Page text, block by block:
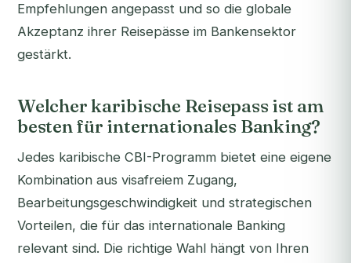
Empfehlungen angepasst und so die globale
Akzeptanz ihrer Reisepässe im Bankensektor
gestärkt.
Welcher karibische Reisepass ist am
besten für internationales Banking?
Jedes karibische CBI-Programm bietet eine eigene
Kombination aus visafreiem Zugang,
Bearbeitungsgeschwindigkeit und strategischen
Vorteilen, die für das internationale Banking
relevant sind. Die richtige Wahl hängt von Ihren